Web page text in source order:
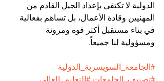
الدولية لا تكتفي بإعداد الجيل القادم من
المهنيين وقادة الأعمال، بل تساهم بفعالية
في بناء مستقبل أكثر قوة ومرونة
ومسؤولية لنا جميعاً.
#الجامعة_السويسرية_الدولية